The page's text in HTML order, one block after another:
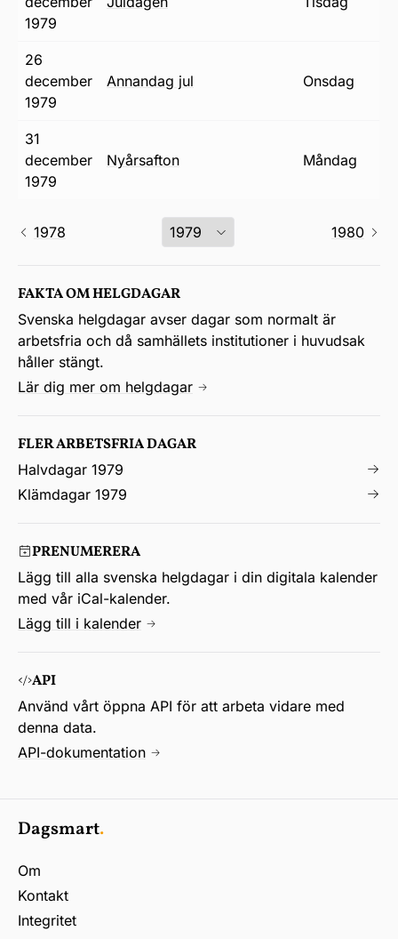
1979
26
december
1979
annandag jul onsdag
31
december
1979
nyårsafton måndag
1978 1980
FAKTA OM HELGDAGAR
Svenska helgdagar avser dagar som normalt är
arbetsfria och då samhällets institutioner i huvudsak
håller stängt.
Lär dig mer om helgdagar
FLER ARBETSFRIA DAGAR
Halvdagar 1979
Klämdagar 1979
PRENUMERERA
Lägg till alla svenska helgdagar i din digitala kalender
med vår iCal-kalender.
Lägg till i kalender
API
Använd vårt öppna API för att arbeta vidare med
denna data.
API-dokumentation
Dagsmart.
Om
Kontakt
Integritet